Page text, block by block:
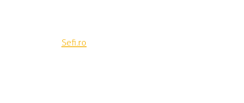
Sefi.ro